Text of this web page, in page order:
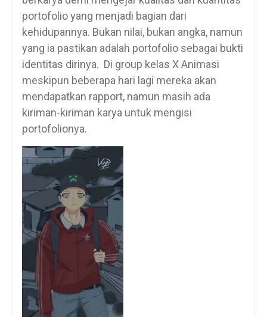
portofolio yang menjadi bagian dari
kehidupannya. Bukan nilai, bukan angka, namun
yang ia pastikan adalah portofolio sebagai bukti
identitas dirinya. Di group kelas X Animasi
meskipun beberapa hari lagi mereka akan
mendapatkan rapport, namun masih ada
kiriman-kiriman karya untuk mengisi
portofolionya.